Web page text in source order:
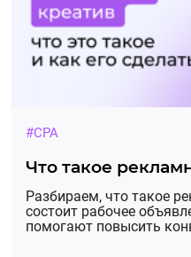
#CPA
Что такое
Разбираем, что такое
состоит рабочее
помогают повысить